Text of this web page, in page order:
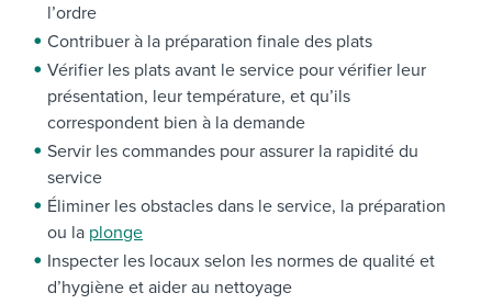
l’ordre
Contribuer à la préparation finale des plats
Vérifier les plats avant le service pour vérifier leur
présentation, leur température, et qu’ils
correspondent bien à la demande
Servir les commandes pour assurer la rapidité du
service
Éliminer les obstacles dans le service, la préparation
ou la plonge
Inspecter les locaux selon les normes de qualité et
d’hygiène et aider au nettoyage